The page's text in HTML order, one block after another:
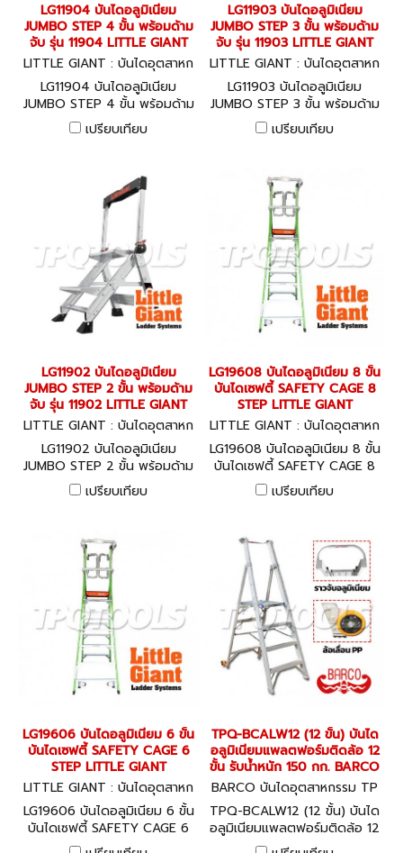
LG11904 บันไดอลูมิเนียม
JUMBO STEP 4 ขั้น พร้อมด้าม
จับ รุ่น 11904 LITTLE GIANT
LITTLE GIANT : บันไดอุตสาหก
รรม LG11904
LG11904 บันไดอลูมิเนียม
JUMBO STEP 4 ขั้น พร้อมด้าม
จับ รุ่น 11904 LITTLE GIANT
เปรียบเทียบ
LG11903 บันไดอลูมิเนียม
JUMBO STEP 3 ขั้น พร้อมด้าม
จับ รุ่น 11903 LITTLE GIANT
LITTLE GIANT : บันไดอุตสาหก
รรม LG11903
LG11903 บันไดอลูมิเนียม
JUMBO STEP 3 ขั้น พร้อมด้าม
จับ รุ่น 11903 LITTLE GIANT
เปรียบเทียบ
LG11902 บันไดอลูมิเนียม
JUMBO STEP 2 ขั้น พร้อมด้าม
จับ รุ่น 11902 LITTLE GIANT
LITTLE GIANT : บันไดอุตสาหก
รรม LG11902
LG11902 บันไดอลูมิเนียม
JUMBO STEP 2 ขั้น พร้อมด้าม
จับ รุ่น 11902 LITTLE GIANT
เปรียบเทียบ
LG19608 บันไดอลูมิเนียม 8 ขั้น
บันไดเซฟตี้ SAFETY CAGE 8
STEP LITTLE GIANT
LITTLE GIANT : บันไดอุตสาหก
รรม LG19608
LG19608 บันไดอลูมิเนียม 8 ขั้น
บันไดเซฟตี้ SAFETY CAGE 8
STEP LITTLE GIANT
เปรียบเทียบ
LG19606 บันไดอลูมิเนียม 6 ขั้น
บันไดเซฟตี้ SAFETY CAGE 6
STEP LITTLE GIANT
LITTLE GIANT : บันไดอุตสาหก
รรม LG19606
LG19606 บันไดอลูมิเนียม 6 ขั้น
บันไดเซฟตี้ SAFETY CAGE 6
STEP LITTLE GIANT
TPQ-BCALW12 (12 ขั้น) บันได
อลูมิเนียมแพลตฟอร์มติดล้อ 12
ขั้น รับน้ำหนัก 150 กก. BARCO
BARCO บันไดอุตสาหกรรม TP
Q-BCALW12
TPQ-BCALW12 (12 ขั้น) บันได
อลูมิเนียมแพลตฟอร์มติดล้อ 12
ขั้น รับน้ำหนัก 150 กก. BARCO